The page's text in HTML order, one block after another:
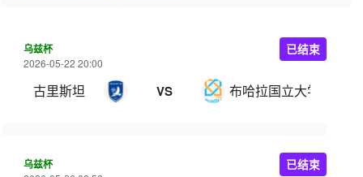
乌兹杯
2026-05-22 20:00
古里斯坦 VS 布哈拉国立大学
已结束
乌兹杯 已结束